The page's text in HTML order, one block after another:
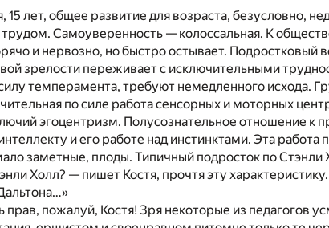
15 лет, общее развитие для возраста, безусловно,
Самоуверенность — колоссальная. К
и нервозно, но быстро остывает. Подростковый
зрелости переживает с исключительными
темперамента, требуют немедленного исхода.
по силе работа сенсорных и моторных
эгоцентризм. Полусознательное отношение к
и его работе над инстинктами. Эта работа
заметные, плоды. Типичный подросток по Стэнли
Холл? — пишет Костя, прочтя эту
прав, пожалуй, Костя! Зря некоторые из педагогов